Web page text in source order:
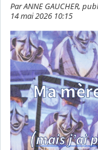
Par ANNE GAUCHER,
14 mai 2026 10:15